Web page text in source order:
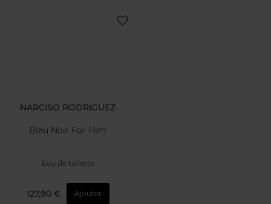
NARCISO RODRIGUEZ
Bleu Noir For Him
Eau de toilette
127,90 € Ajouter